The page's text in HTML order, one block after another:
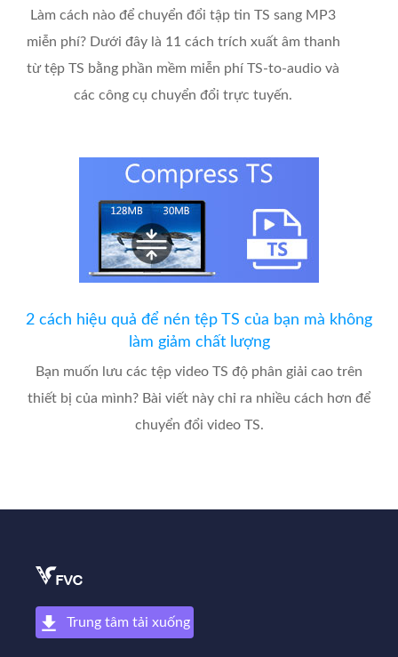
Làm cách nào để chuyển đổi tập tin TS sang MP3
miễn phí? Dưới đây là 11 cách trích xuất âm thanh
từ tệp TS bằng phần mềm miễn phí TS-to-audio và
các công cụ chuyển đổi trực tuyến.
2 cách hiệu quả để nén tệp TS của bạn mà không
làm giảm chất lượng
Bạn muốn lưu các tệp video TS độ phân giải cao trên
thiết bị của mình? Bài viết này chỉ ra nhiều cách hơn để
chuyển đổi video TS.
Trung tâm tải xuống